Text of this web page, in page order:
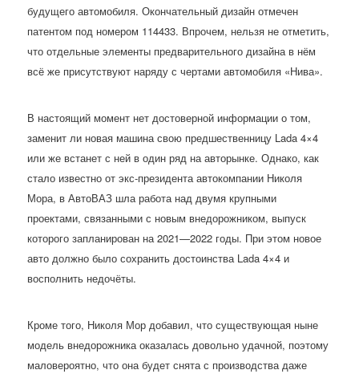
будущего автомобиля. Окончательный дизайн отмечен
патентом под номером 114433. Впрочем, нельзя не отметить,
что отдельные элементы предварительного дизайна в нём
всё же присутствуют наряду с чертами автомобиля «Нива».
В настоящий момент нет достоверной информации о том,
заменит ли новая машина свою предшественницу Lada 4×4
или же встанет с ней в один ряд на авторынке. Однако, как
стало известно от экс-президента автокомпании Николя
Мора, в АвтоВАЗ шла работа над двумя крупными
проектами, связанными с новым внедорожником, выпуск
которого запланирован на 2021—2022 годы. При этом новое
авто должно было сохранить достоинства Lada 4×4 и
восполнить недочёты.
Кроме того, Николя Мор добавил, что существующая ныне
модель внедорожника оказалась довольно удачной, поэтому
маловероятно, что она будет снята с производства даже